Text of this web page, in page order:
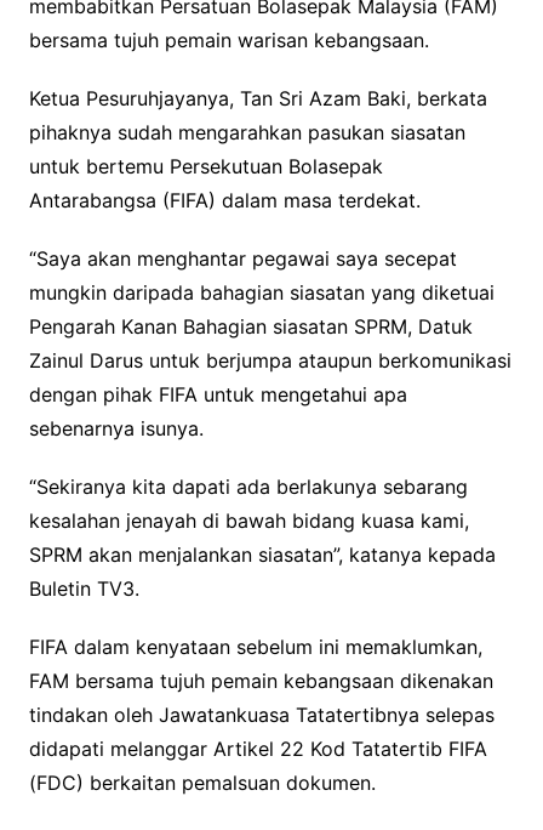
membabitkan Persatuan Bolasepak Malaysia (FAM)
bersama tujuh pemain warisan kebangsaan.
Ketua Pesuruhjayanya, Tan Sri Azam Baki, berkata
pihaknya sudah mengarahkan pasukan siasatan
untuk bertemu Persekutuan Bolasepak
Antarabangsa (FIFA) dalam masa terdekat.
“Saya akan menghantar pegawai saya secepat
mungkin daripada bahagian siasatan yang diketuai
Pengarah Kanan Bahagian siasatan SPRM, Datuk
Zainul Darus untuk berjumpa ataupun berkomunikasi
dengan pihak FIFA untuk mengetahui apa
sebenarnya isunya.
“Sekiranya kita dapati ada berlakunya sebarang
kesalahan jenayah di bawah bidang kuasa kami,
SPRM akan menjalankan siasatan”, katanya kepada
Buletin TV3.
FIFA dalam kenyataan sebelum ini memaklumkan,
FAM bersama tujuh pemain kebangsaan dikenakan
tindakan oleh Jawatankuasa Tatatertibnya selepas
didapati melanggar Artikel 22 Kod Tatatertib FIFA
(FDC) berkaitan pemalsuan dokumen.